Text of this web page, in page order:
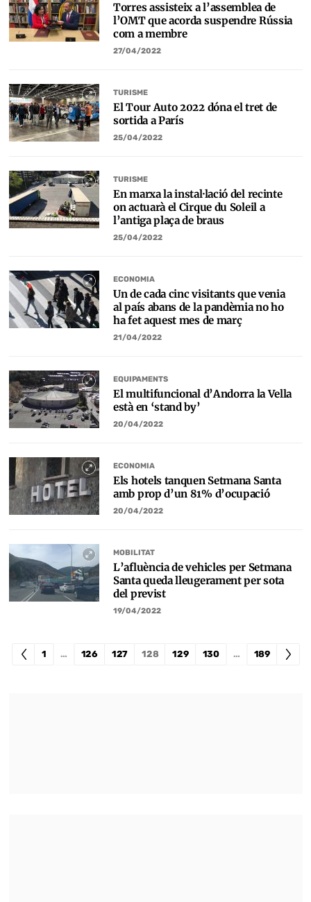
Torres assisteix a l’assemblea de
l’OMT que acorda suspendre Rússia
com a membre
27/04/2022
TURISME
El Tour Auto 2022 dóna el tret de
sortida a París
25/04/2022
TURISME
En marxa la instal·lació del recinte
on actuarà el Cirque du Soleil a
l’antiga plaça de braus
25/04/2022
ECONOMIA
Un de cada cinc visitants que venia
al país abans de la pandèmia no ho
ha fet aquest mes de març
21/04/2022
EQUIPAMENTS
El multifuncional d’Andorra la Vella
està en ‘stand by’
20/04/2022
ECONOMIA
Els hotels tanquen Setmana Santa
amb prop d’un 81% d’ocupació
20/04/2022
MOBILITAT
L’afluència de vehicles per Setmana
Santa queda lleugerament per sota
del previst
19/04/2022
1 … 126 127 128 129 130 … 189